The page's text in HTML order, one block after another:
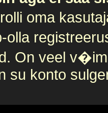
oma
On veel
su konto